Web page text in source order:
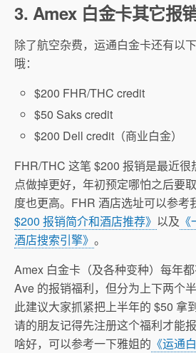
3. Amex 白金卡其它报
除了航空杂费，运通白金卡还有以
哦：
$200 FHR/THC credit
$50 Saks credit
$200 Dell credit（商业白金）
FHR/THC 这笔 $200 报销是最近
点做掉更好，年初预定哪怕之后要
度也更高。FHR 酒店选址可以参考
$200 报销简介和酒店推荐》 以及
酒店搜索引擎》 。
Amex 白金卡（及各种变种）每年
Ave 的报销福利，但分为上下两个
此建议大家抓紧把上半年的 $50 拿
请的朋友记得先注册这个福利才能
啥好，可以参考一下雅姐的 《运通